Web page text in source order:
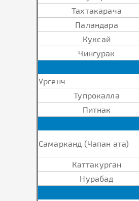
Тахтакарача
Паландара
Куксай
Чингурак
Ургенч
Тупрокалла
Питнак
Самарканд (Чапан ата)
Каттакурган
Нурабад